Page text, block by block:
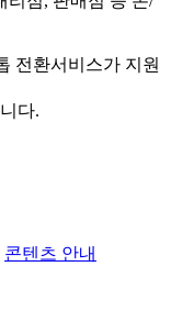
전환서비스가 지원
다.
콘텐츠 안내